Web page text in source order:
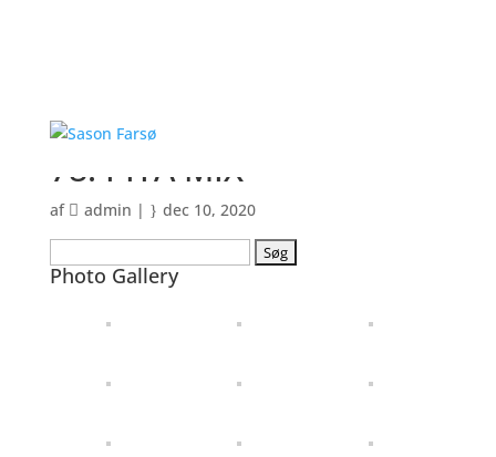
78. PITA MIX
af admin |
dec 10, 2020
efter:
Photo Gallery